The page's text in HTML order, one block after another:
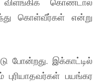
கொள்வீர்கள் என்று
போன்றது. இக்காட்டில்
புரியாதவர்கள் பயங்கர